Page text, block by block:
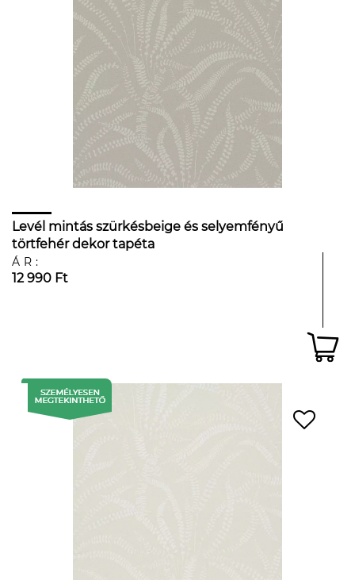
Levél mintás szürkésbeige és selyemfényű
törtfehér dekor tapéta
ÁR:
12 990 Ft